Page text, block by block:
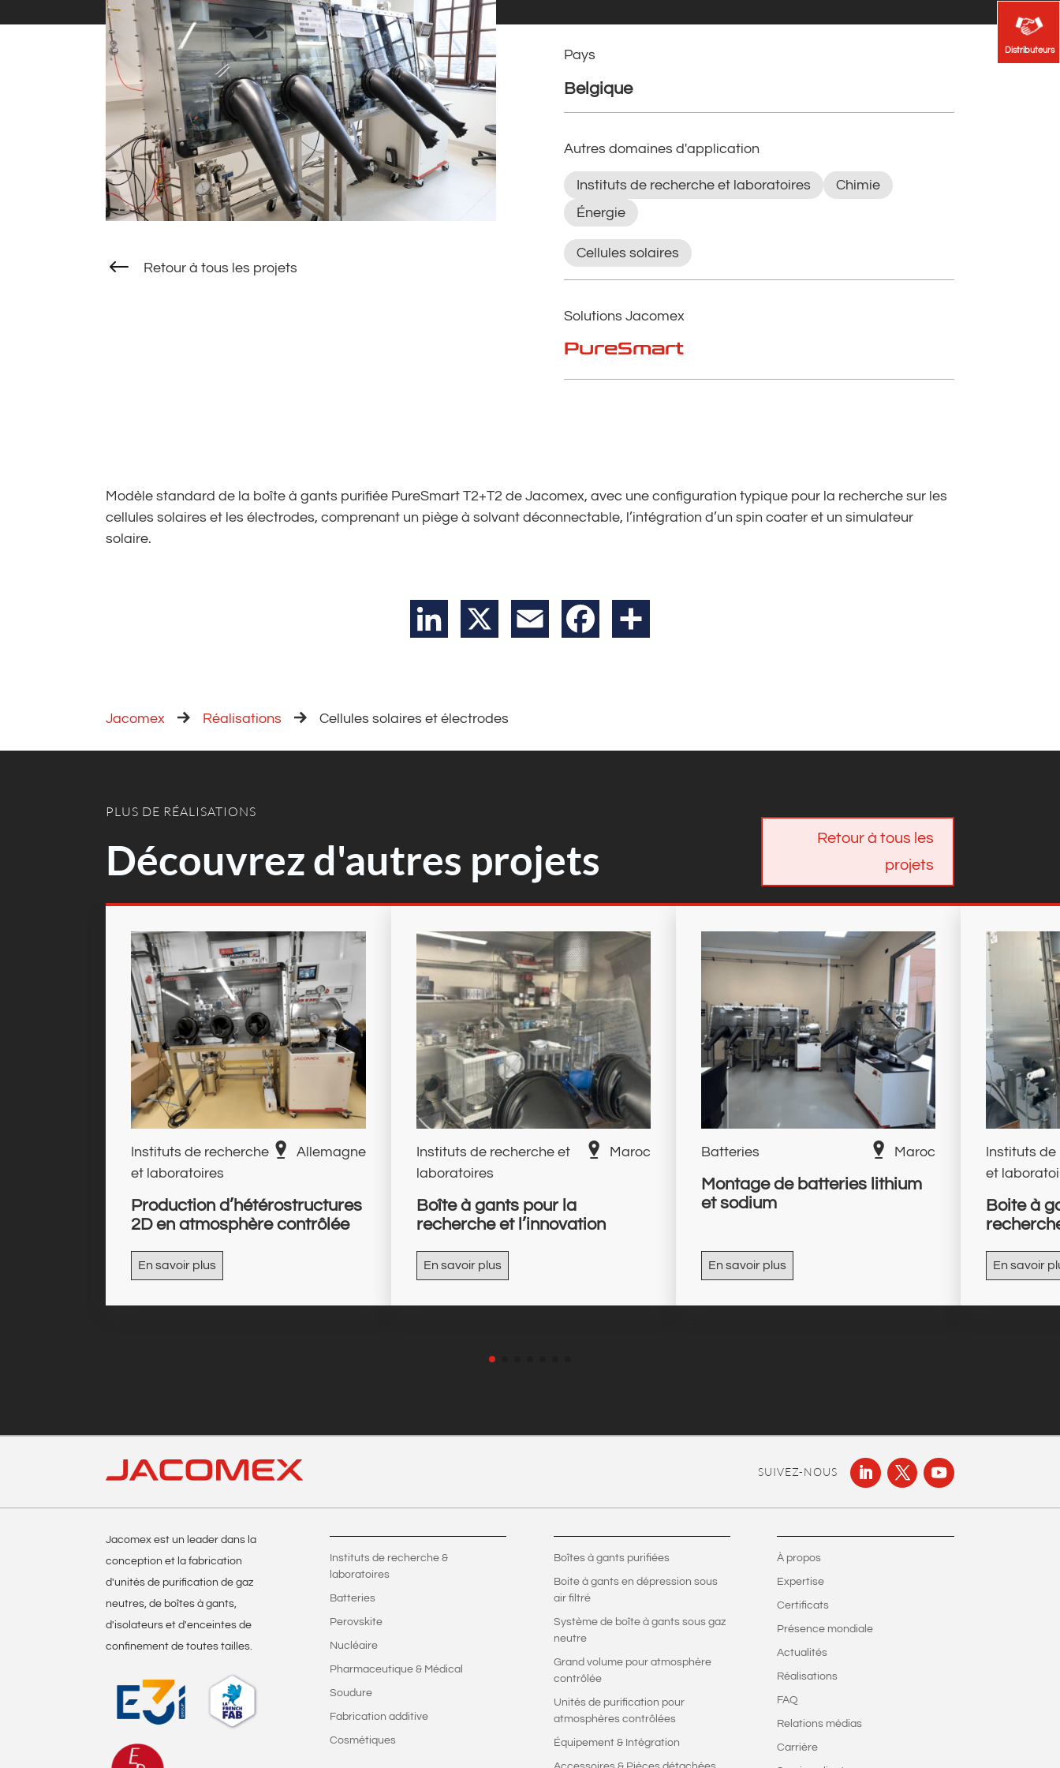
Distributeurs
Distributeurs
# Retour à tous les projets
Pays
Belgique
Autres domaines d'application
Instituts de recherche et laboratoires
Chimie
Énergie
Cellules solaires
Solutions Jacomex
PureSmart
Modèle standard de la boîte à gants purifiée PureSmart T2+T2 de Jacomex, avec une configuration typique pour la recherche sur les
cellules solaires et les électrodes, comprenant un piège à solvant déconnectable, l’intégration d’un spin coater et un simulateur
solaire.
LinkedIn Email Facebook
Jacomex Réalisations Cellules solaires et électrodes
PLUS DE RÉALISATIONS
Découvrez d'autres projets
Retour à tous les
projets
Instituts de recherche
et laboratoires
Allemagne
Production d’hétérostructures
2D en atmosphère contrôlée
En savoir plus
Instituts de recherche et
laboratoires
Maroc
Boîte à gants pour la
recherche et l’innovation
En savoir plus
Batteries Maroc
Montage de batteries lithium
et sodium
En savoir plus
Instituts de
et
Boite à
En savoir
SUIVEZ-NOUS
Jacomex est un leader dans la
conception et la fabrication
d'unités de purification de gaz
neutres, de boîtes à gants,
d'isolateurs et d'enceintes de
confinement de toutes tailles.
Instituts de recherche &
laboratoires
Batteries
Perovskite
Nucléaire
Pharmaceutique & Médical
Soudure
Fabrication additive
Cosmétiques
Boîtes à gants purifiées
Boite à gants en dépression sous
air filtré
Système de boîte à gants sous gaz
neutre
Grand volume pour atmosphère
contrôlée
Unités de purification pour
atmosphères contrôlées
Équipement & Intégration
À propos
Expertise
Certificats
Présence mondiale
Actualités
Réalisations
FAQ
Relations médias
Carrière